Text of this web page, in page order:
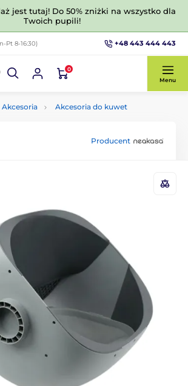
jest tutaj! Do 50% zniżki na wszystko dla
Twoich pupili!
Pt 8-16:30) +48 443 444 443
0
Menu
Akcesoria Akcesoria do kuwet
Producent